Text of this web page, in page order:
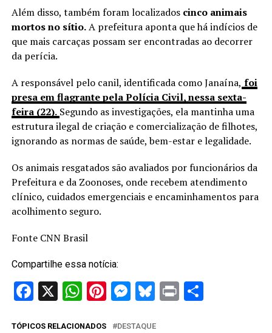
Além disso, também foram localizados cinco animais
mortos no sítio.A prefeitura aponta que há indícios de
que mais carcaças possam ser encontradas ao decorrer
da perícia.
A responsável pelo canil, identificada como Janaína, foi
presa em flagrante pela Polícia Civil, nessa sexta-
feira (22). Segundo as investigações, ela mantinha uma
estrutura ilegal de criação e comercialização de filhotes,
ignorando as normas de saúde, bem-estar e legalidade.
Os animais resgatados são avaliados por funcionários da
Prefeitura e da Zoonoses, onde recebem atendimento
clínico, cuidados emergenciais e encaminhamentos para
acolhimento seguro.
Fonte CNN Brasil
Compartilhe essa notícia:
Facebook
X WhatsApp
Pinterest
Messenger
Bluesky
PrintShare
TÓPICOS RELACIONADOS DESTAQUE